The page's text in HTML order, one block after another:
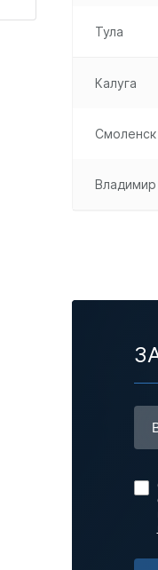
Тула
Калуга
Смоленск
Владимир